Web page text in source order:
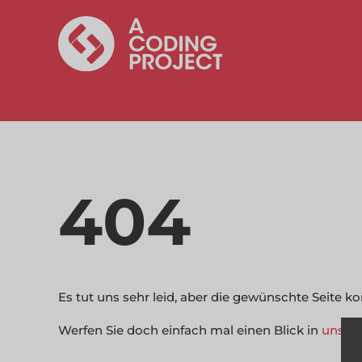
404
Es tut uns sehr leid, aber die gewünschte Seite
Werfen Sie doch einfach mal einen Blick in